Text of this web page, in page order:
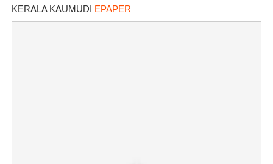
KERALA KAUMUDI EPAPER